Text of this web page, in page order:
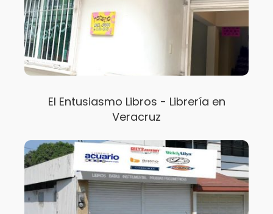
El Entusiasmo Libros - Librería en
Veracruz